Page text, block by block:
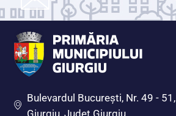
Bulevardul Bucureşti, Nr. 49 - 51,